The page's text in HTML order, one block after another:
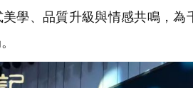
學、品質升級與情感共鳴，